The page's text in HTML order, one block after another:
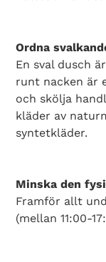
Ordna
En sval dusch
runt nacken är
och skölja
kläder av
syntetkläder.
Minska den
Framför allt
(mellan 11:00-